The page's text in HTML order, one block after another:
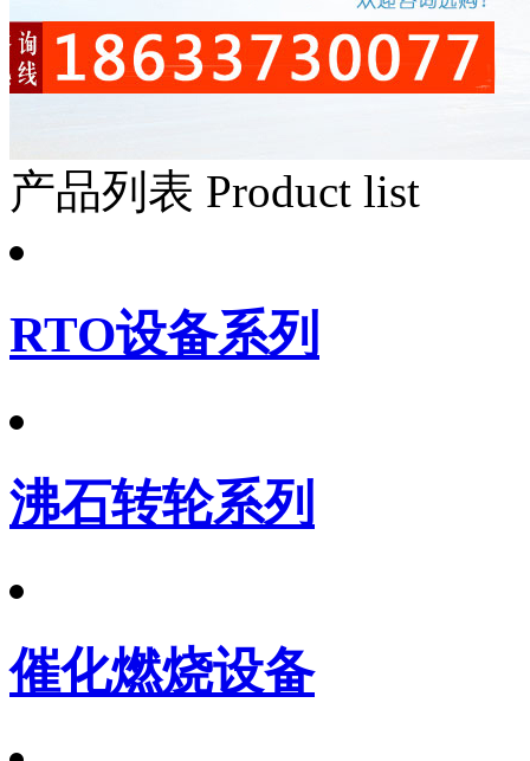
产品列表 Product list
RTO设备系列
沸石转轮系列
催化燃烧设备